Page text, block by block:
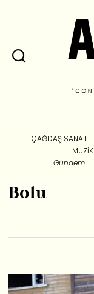
ÇAĞDAŞ SANAT
MÜZIK
Gündem
Bolu